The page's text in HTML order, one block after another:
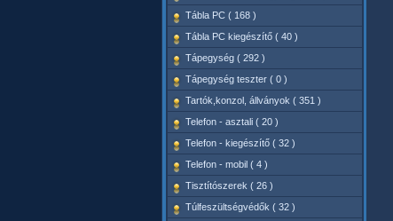
Tábla PC ( 168 )
Tábla PC kiegészítő ( 40 )
Tápegység ( 292 )
Tápegység teszter ( 0 )
Tartók,konzol, állványok ( 351 )
Telefon - asztali ( 20 )
Telefon - kiegészítő ( 32 )
Telefon - mobil ( 4 )
Tisztítószerek ( 26 )
Túlfeszültségvédők ( 32 )